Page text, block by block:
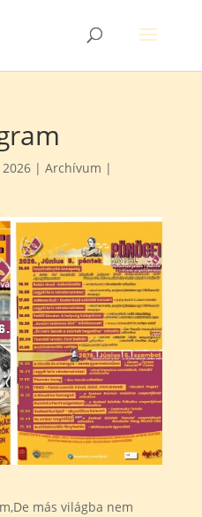
| Archívum |
más világba nem